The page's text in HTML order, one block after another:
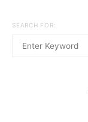
SEARCH FOR: